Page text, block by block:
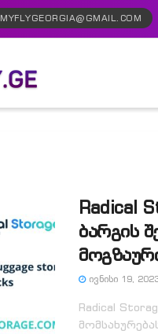
MYFLYGEORGIA@GMAIL.COM
Radical
ბარგის
ᲘᲕᲜᲘᲡᲘ 19,
Radical